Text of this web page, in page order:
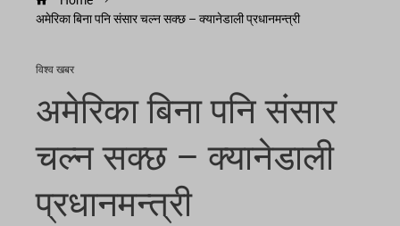
अमेरिका बिना पनि संसार चल्न सक्छ – क्यानेडाली प्रधानमन्त्री
विश्व खबर
अमेरिका बिना पनि संसार
चल्न सक्छ – क्यानेडाली
प्रधानमन्त्री